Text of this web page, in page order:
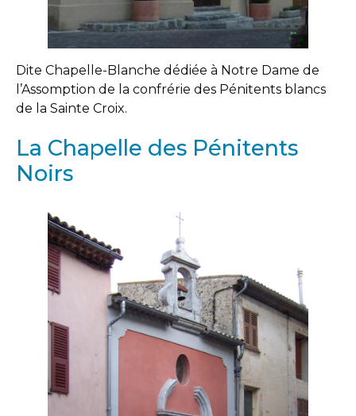
Dite Chapelle-Blanche dédiée à Notre Dame de
l’Assomption de la confrérie des Pénitents blancs
de la Sainte Croix.
La Chapelle des Pénitents
Noirs